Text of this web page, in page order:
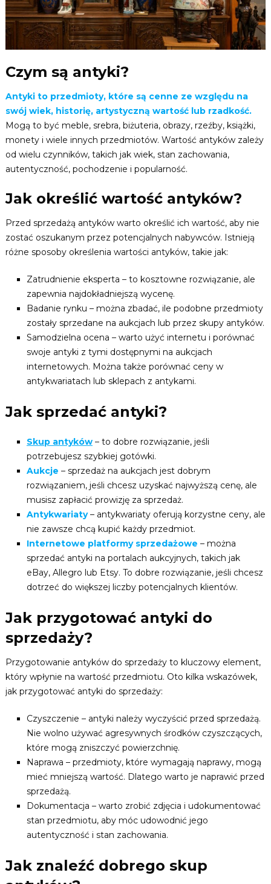
Czym są antyki?
Antyki to przedmioty, które są cenne ze względu na
swój wiek, historię, artystyczną wartość lub rzadkość.
Mogą to być meble, srebra, biżuteria, obrazy, rzeźby, książki,
monety i wiele innych przedmiotów. Wartość antyków zależy
od wielu czynników, takich jak wiek, stan zachowania,
autentyczność, pochodzenie i popularność.
Jak określić wartość antyków?
Przed sprzedażą antyków warto określić ich wartość, aby nie
zostać oszukanym przez potencjalnych nabywców. Istnieją
różne sposoby określenia wartości antyków, takie jak:
Zatrudnienie eksperta – to kosztowne rozwiązanie, ale
zapewnia najdokładniejszą wycenę.
Badanie rynku – można zbadać, ile podobne przedmioty
zostały sprzedane na aukcjach lub przez skupy antyków.
Samodzielna ocena – warto użyć internetu i porównać
swoje antyki z tymi dostępnymi na aukcjach
internetowych. Można także porównać ceny w
antykwariatach lub sklepach z antykami.
Jak sprzedać antyki?
Skup antyków– to dobre rozwiązanie, jeśli
potrzebujesz szybkiej gotówki.
Aukcje – sprzedaż na aukcjach jest dobrym
rozwiązaniem, jeśli chcesz uzyskać najwyższą cenę, ale
musisz zapłacić prowizję za sprzedaż.
Antykwariaty– antykwariaty oferują korzystne ceny, ale
nie zawsze chcą kupić każdy przedmiot.
Internetowe platformy sprzedażowe – można
sprzedać antyki na portalach aukcyjnych, takich jak
eBay, Allegro lub Etsy. To dobre rozwiązanie, jeśli chcesz
dotrzeć do większej liczby potencjalnych klientów.
Jak przygotować antyki do
sprzedaży?
Przygotowanie antyków do sprzedaży to kluczowy element,
który wpłynie na wartość przedmiotu. Oto kilka wskazówek,
jak przygotować antyki do sprzedaży:
Czyszczenie – antyki należy wyczyścić przed sprzedażą.
Nie wolno używać agresywnych środków czyszczących,
które mogą zniszczyć powierzchnię.
Naprawa – przedmioty, które wymagają naprawy, mogą
mieć mniejszą wartość. Dlatego warto je naprawić przed
sprzedażą.
Dokumentacja – warto zrobić zdjęcia i udokumentować
stan przedmiotu, aby móc udowodnić jego
autentyczność i stan zachowania.
Jak znaleźć dobrego skup